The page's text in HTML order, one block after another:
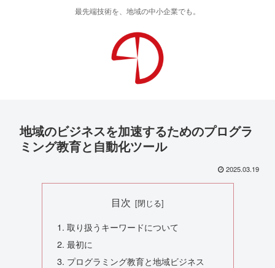
最先端技術を、地域の中小企業でも。
地域のビジネスを加速するためのプログラ
ミング教育と自動化ツール
2025.03.19
目次
取り扱うキーワードについて
最初に
プログラミング教育と地域ビジネス